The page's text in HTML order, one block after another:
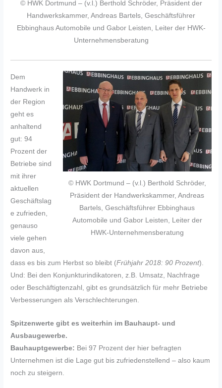
© HWK Dortmund – (v.l.) Berthold Schröder, Präsident der
Handwerkskammer, Andreas Bartels, Geschäftsführer
Ebbinghaus Automobile und Gabor Leisten, Leiter der HWK-
Unternehmensberatung
© HWK Dortmund – (v.l.) Berthold Schröder,
Präsident der Handwerkskammer, Andreas
Bartels, Geschäftsführer Ebbinghaus
Automobile und Gabor Leisten, Leiter der
HWK-Unternehmensberatung
Dem
Handwerk in
der Region
geht es
anhaltend
gut: 94
Prozent der
Betriebe sind
mit ihrer
aktuellen
Geschäftslag
e zufrieden,
genauso
viele gehen
davon aus,
dass es bis zum Herbst so bleibt (Frühjahr 2018: 90 Prozent).
Und: Bei den Konjunkturindikatoren, z.B. Umsatz, Nachfrage
oder Beschäftigtenzahl, gibt es grundsätzlich für mehr Betriebe
Verbesserungen als Verschlechterungen.
Spitzenwerte gibt es weiterhin im Bauhaupt- und
Ausbaugewerbe.
Bauhauptgewerbe: Bei 97 Prozent der hier befragten
Unternehmen ist die Lage gut bis zufriedenstellend – also kaum
noch zu steigern.